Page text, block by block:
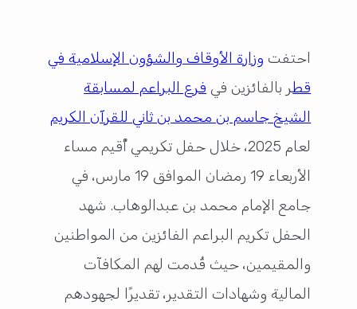
احتفت وزارة الأوقاف والشؤون الإسلامية في
قطر بالفائزين في فرع البراعم لمسابقة
الشيخ جاسم بن محمد بن ثاني للقرآن الكريم
لعام 2025، خلال حفل تكريمي أُقيم مساء
الأربعاء 19 رمضان الموافق 19 مارس، في
جامع الإمام محمد بن عبدالوهاب. شهد
الحفل تكريم البراعم الفائزين من المواطنين
والمقيمين، حيث قُدمت لهم المكافآت
المالية وشهادات التقدير، تقديرًا لجهودهم